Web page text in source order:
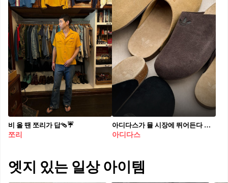
비 올 땐 쪼리가 답🩴☔️
쪼리
아디다스가 뮬 시장에 뛰어든다⁠ 아디뮬, 스트릿과 클래식의 경계를 허무는 새로운 뮬 출시 ✨⁠ ⁠ 아디다스가 8월 22일 아디뮬을 공개하며 뮬 시장에 본격 진출합니다. 아디다스의 아이코닉 아디레트를 재해석해 코르크 미드솔과 스웨이드 갑피를 더한 독특한 디자인으로, 버켄스탁의 보스턴 뮬과 닮은 감성을 접목했습니다. 클리어 핑크, 파우더 플럼 등 세련된 컬러 옵션도 주목받고 있습니다.⁠ ⁠ 이번 신제품은 아디다스 공식 웹사이트와 일부 오프라인 매장에서 구매 가능하며, 뮬 장르에 새로운 바람을 불러일으킬 전망입니다.⁠
아디다스
엣지 있는 일상 아이템